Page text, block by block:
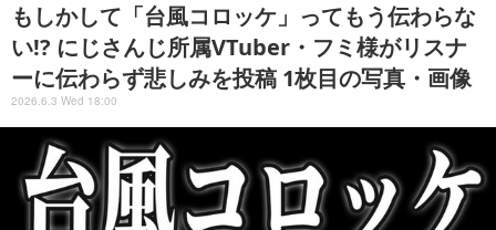
もしかして「台風コロッケ」ってもう伝わらな
い!? にじさんじ所属VTuber・フミ様がリスナ
ーに伝わらず悲しみを投稿 1枚目の写真・画像
2026.6.3 Wed 18:00